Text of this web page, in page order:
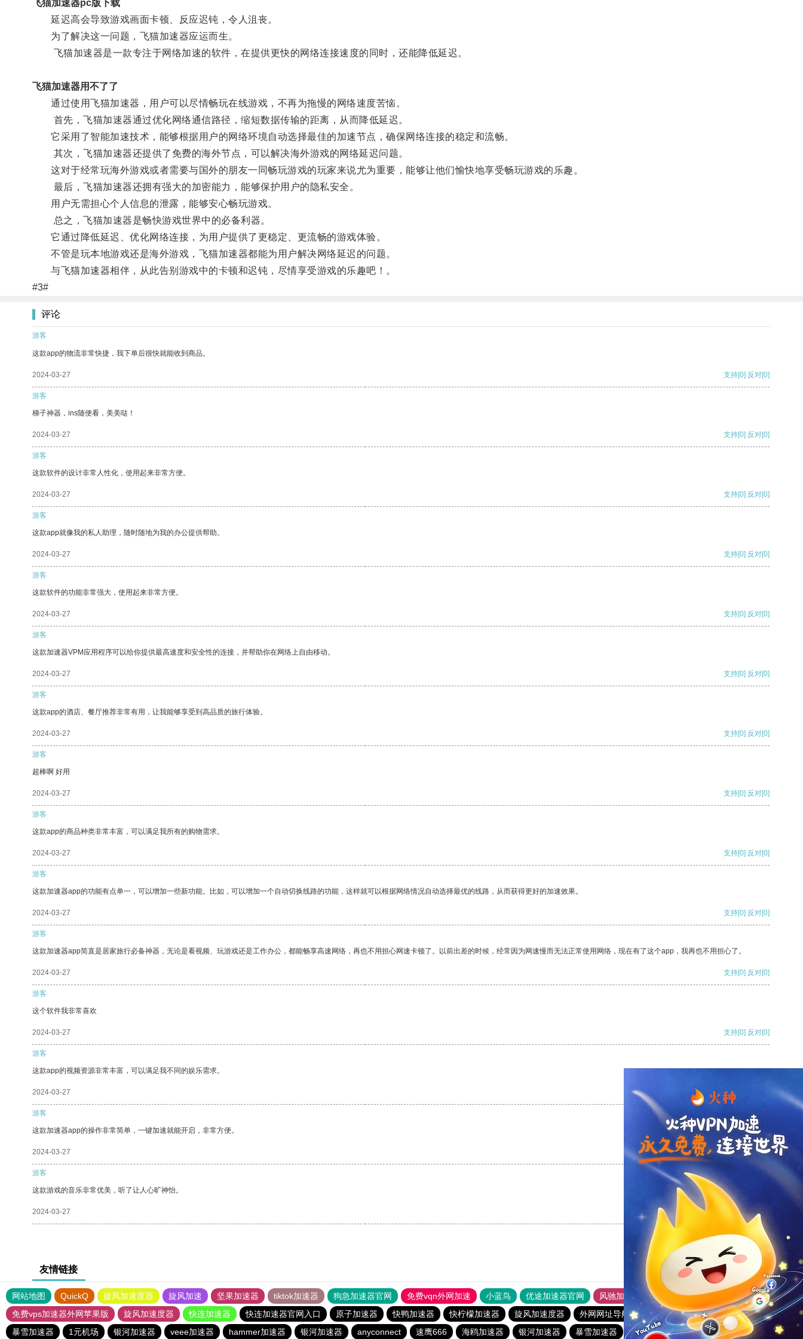
飞猫加速器pc版下载
延迟高会导致游戏画面卡顿、反应迟钝，令人沮丧。
为了解决这一问题，飞猫加速器应运而生。
飞猫加速器是一款专注于网络加速的软件，在提供更快的网络连接速度的同时，还能降低延迟。
飞猫加速器用不了了
通过使用飞猫加速器，用户可以尽情畅玩在线游戏，不再为拖慢的网络速度苦恼。
首先，飞猫加速器通过优化网络通信路径，缩短数据传输的距离，从而降低延迟。
它采用了智能加速技术，能够根据用户的网络环境自动选择最佳的加速节点，确保网络连接的稳定和流畅。
其次，飞猫加速器还提供了免费的海外节点，可以解决海外游戏的网络延迟问题。
这对于经常玩海外游戏或者需要与国外的朋友一同畅玩游戏的玩家来说尤为重要，能够让他们愉快地享受畅玩游戏的乐趣。
最后，飞猫加速器还拥有强大的加密能力，能够保护用户的隐私安全。
用户无需担心个人信息的泄露，能够安心畅玩游戏。
总之，飞猫加速器是畅快游戏世界中的必备利器。
它通过降低延迟、优化网络连接，为用户提供了更稳定、更流畅的游戏体验。
不管是玩本地游戏还是海外游戏，飞猫加速器都能为用户解决网络延迟的问题。
与飞猫加速器相伴，从此告别游戏中的卡顿和迟钝，尽情享受游戏的乐趣吧！。
#3#
评论
游客
这款app的物流非常快捷，我下单后很快就能收到商品。
2024-03-27 支持[0] 反对[0]
游客
梯子神器，ins随便看，美美哒！
2024-03-27 支持[0] 反对[0]
游客
这款软件的设计非常人性化，使用起来非常方便。
2024-03-27 支持[0] 反对[0]
游客
这款app就像我的私人助理，随时随地为我的办公提供帮助。
2024-03-27 支持[0] 反对[0]
游客
这款软件的功能非常强大，使用起来非常方便。
2024-03-27 支持[0] 反对[0]
游客
这款加速器VPM应用程序可以给你提供最高速度和安全性的连接，并帮助你在网络上自由移动。
2024-03-27 支持[0] 反对[0]
游客
这款app的酒店、餐厅推荐非常有用，让我能够享受到高品质的旅行体验。
2024-03-27 支持[0] 反对[0]
游客
超棒啊 好用
2024-03-27 支持[0] 反对[0]
游客
这款app的商品种类非常丰富，可以满足我所有的购物需求。
2024-03-27 支持[0] 反对[0]
游客
这款加速器app的功能有点单一，可以增加一些新功能。比如，可以增加一个自动切换线路的功能，这样就可以根据网络情况自动选择最优的线路，从而获得更好的加速效果。
2024-03-27 支持[0] 反对[0]
游客
这款加速器app简直是居家旅行必备神器，无论是看视频、玩游戏还是工作办公，都能畅享高速网络，再也不用担心网速卡顿了。以前出差的时候，经常因为网速慢而无法正常使用网络，现在有了这个app，我再也不用担心了。
2024-03-27 支持[0] 反对[0]
游客
这个软件我非常喜欢
2024-03-27 支持[0] 反对[0]
游客
这款app的视频资源非常丰富，可以满足我不同的娱乐需求。
2024-03-27 支持
游客
这款加速器app的操作非常简单，一键加速就能开启，非常方便。
2024-03-27 支持[0] 反对[0]
游客
这款游戏的音乐非常优美，听了让人心旷神怡。
2024-03-27 支持[0] 反对[0]
友情链接
网站地图 QuickQ 旋风加速度器 旋风加速 坚果加速器 tiktok加速器 狗急加速器官网 免费vqn外网加速 小蓝鸟 优途加速器官网 风驰加速器
旋风加速器
免费vps加速器外网苹果版
旋风加速度器 快连加速器 快连加速器官网入口 原子加速器 快鸭加速器 快柠檬加速器 旋风加速度器 外网网址导航 软件中心
海外梯子官网
暴雪加速器
1元机场 银河加速器 veee加速器 hammer加速器 银河加速器 anyconnect 速鹰666 海鸥加速器 银河加速器 暴雪加速器 银河加速器 蜜蜂加速器 原子加速器